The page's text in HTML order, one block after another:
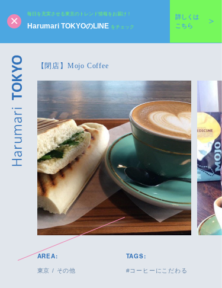
毎日を充実させる東京のトレンド情報をお届け！
Harumari TOKYOのLINE をチェック
詳しくは
こちら
【閉店】Mojo Coffee
AREA:
東京 / その他
TAGS:
コーヒーにこだわる